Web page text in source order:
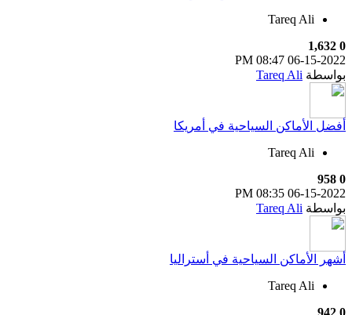
Tareq Ali
0
1,632
06-15-2022
08:47 PM
بواسطة Tareq Ali
أفضل الأماكن السياحية في أمريكا
Tareq Ali
0
958
06-15-2022
08:35 PM
بواسطة Tareq Ali
أشهر الأماكن السياحية في أستراليا
Tareq Ali
0
942